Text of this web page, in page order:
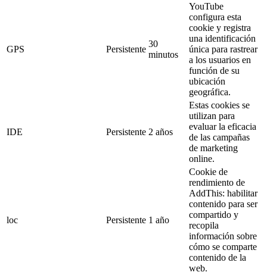
GPS Persistente
30
minutos
YouTube
configura esta
cookie y registra
una identificación
única para rastrear
a los usuarios en
función de su
ubicación
geográfica.
IDE Persistente 2 años
Estas cookies se
utilizan para
evaluar la eficacia
de las campañas
de marketing
online.
loc Persistente 1 año
Cookie de
rendimiento de
AddThis: habilitar
contenido para ser
compartido y
recopila
información sobre
cómo se comparte
contenido de la
web.